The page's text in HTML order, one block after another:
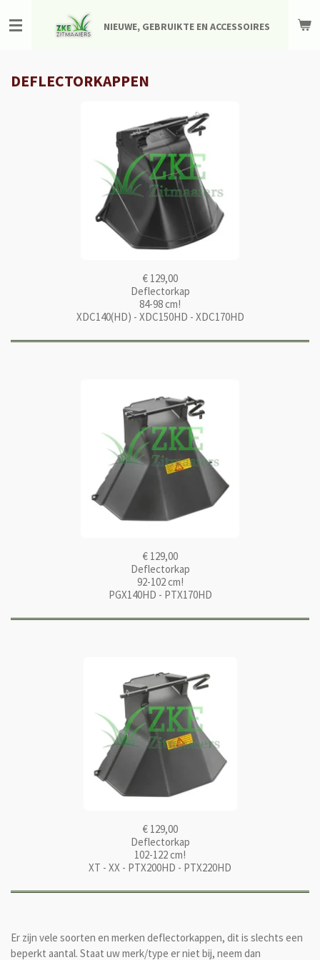
direct
hoofdinhoud
NIEUWE, GEBRUIKTE EN ACCESSOIRES
DEFLECTORKAPPEN
€ 129,00
Deflectorkap
84-98 cm!
XDC140(HD) - XDC150HD - XDC170HD
€ 129,00
Deflectorkap
92-102 cm!
PGX140HD - PTX170HD
€ 129,00
Deflectorkap
102-122 cm!
XT - XX - PTX200HD - PTX220HD
Er zijn vele soorten en merken deflectorkappen, dit is slechts een
beperkt aantal. Staat uw merk/type er niet bij, neem dan